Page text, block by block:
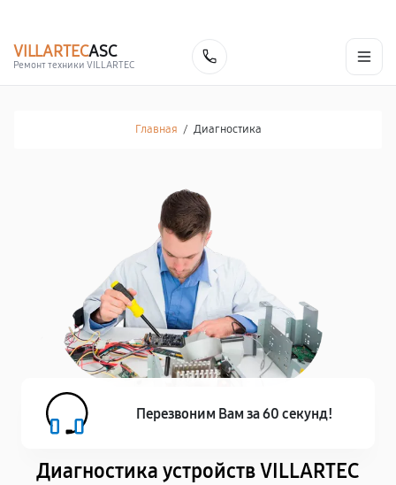
VILLARTECASC
Ремонт техники VILLARTEC
Главная / Диагностика
Диагностика устройств VILLARTEC
Перезвоним Вам за 60 секунд!